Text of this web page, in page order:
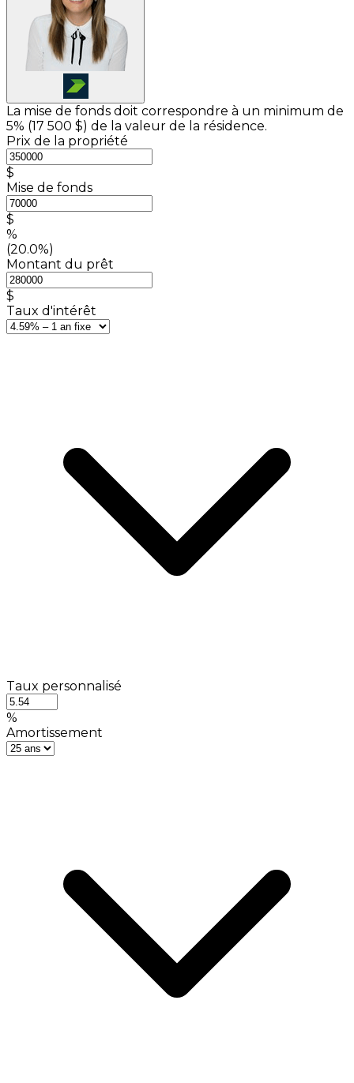
La mise de fonds doit correspondre à un minimum de
5% (17 500 $) de la valeur de la résidence.
Prix de la propriété
$
Mise de fonds
$
%
(20.0%)
Montant du prêt
$
Taux d'intérêt
Taux personnalisé
%
Amortissement